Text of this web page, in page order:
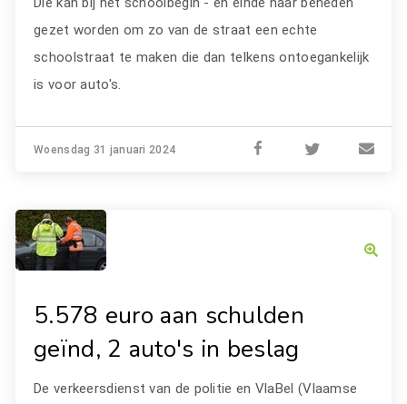
gezet worden om zo van de straat een echte
schoolstraat te maken die dan telkens ontoegankelijk
is voor auto's.
Woensdag 31 januari 2024
5.578 euro aan schulden
geïnd, 2 auto's in beslag
De verkeersdienst van de politie en VlaBel (Vlaamse